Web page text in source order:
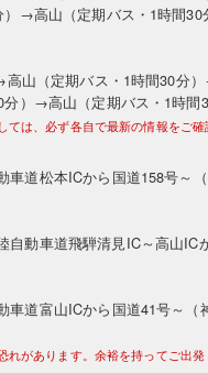
）→高山（定期バス・1時間
高山（定期バス・1時間30分
分）→高山（定期バス・1時
ては、必ず各自で最新の情報をご
道松本ICから国道158号～
動車道飛騨清見IC～高山IC
道富山ICから国道41号～（
れがあります。余裕を持ってご出